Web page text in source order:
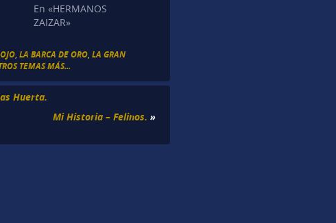
En «HERMANOS
ZAIZAR»
,LA BARCA DE ORO ,LA GRAN
TEMAS MÁS...
Huerta.
Mi Historia – Felinos. »